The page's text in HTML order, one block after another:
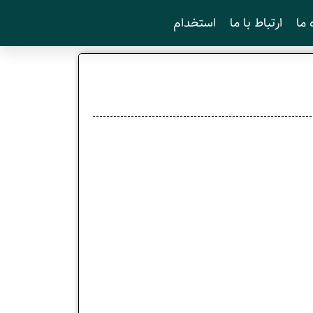
ما ارتباط با ما استخدام